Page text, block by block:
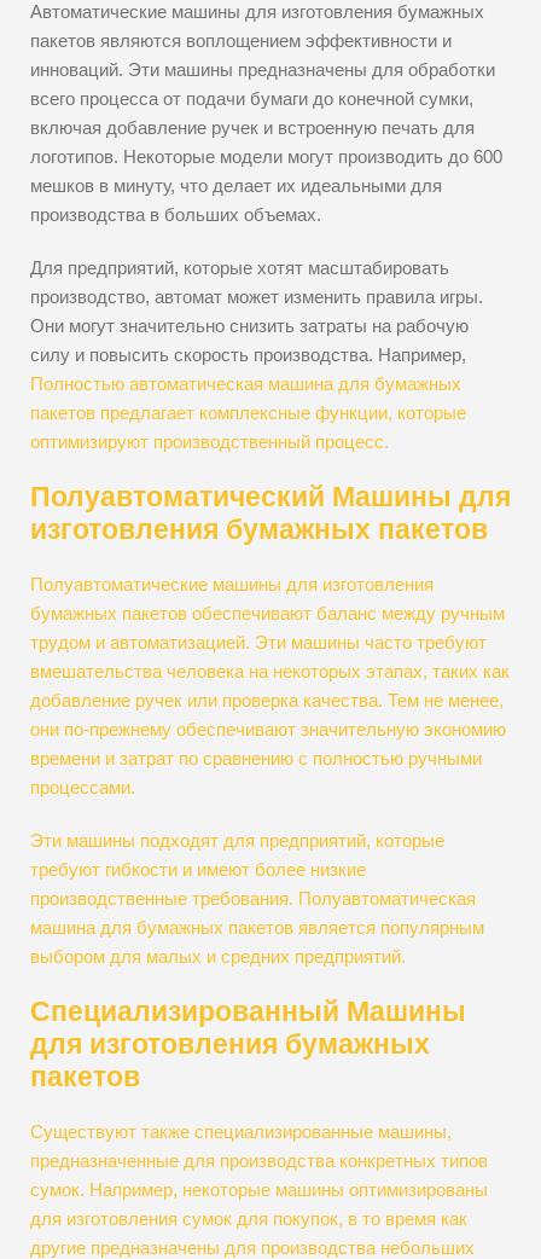
Автоматические машины для изготовления бумажных
пакетов являются воплощением эффективности и
инноваций. Эти машины предназначены для обработки
всего процесса от подачи бумаги до конечной сумки,
включая добавление ручек и встроенную печать для
логотипов. Некоторые модели могут производить до 600
мешков в минуту, что делает их идеальными для
производства в больших объемах.
Для предприятий, которые хотят масштабировать
производство, автомат может изменить правила игры.
Они могут значительно снизить затраты на рабочую
силу и повысить скорость производства. Например,
Полностью автоматическая машина для бумажных
пакетов предлагает комплексные функции, которые
оптимизируют производственный процесс.
Полуавтоматический Машины для
изготовления бумажных пакетов
Полуавтоматические машины для изготовления
бумажных пакетов обеспечивают баланс между ручным
трудом и автоматизацией. Эти машины часто требуют
вмешательства человека на некоторых этапах, таких как
добавление ручек или проверка качества. Тем не менее,
они по-прежнему обеспечивают значительную экономию
времени и затрат по сравнению с полностью ручными
процессами.
Эти машины подходят для предприятий, которые
требуют гибкости и имеют более низкие
производственные требования. Полуавтоматическая
машина для бумажных пакетов является популярным
выбором для малых и средних предприятий.
Специализированный Машины
для изготовления бумажных
пакетов
Существуют также специализированные машины,
предназначенные для производства конкретных типов
сумок. Например, некоторые машины оптимизированы
для изготовления сумок для покупок, в то время как
другие предназначены для производства небольших